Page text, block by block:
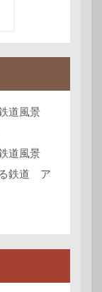
道風景
道風景
る鉄道 ア